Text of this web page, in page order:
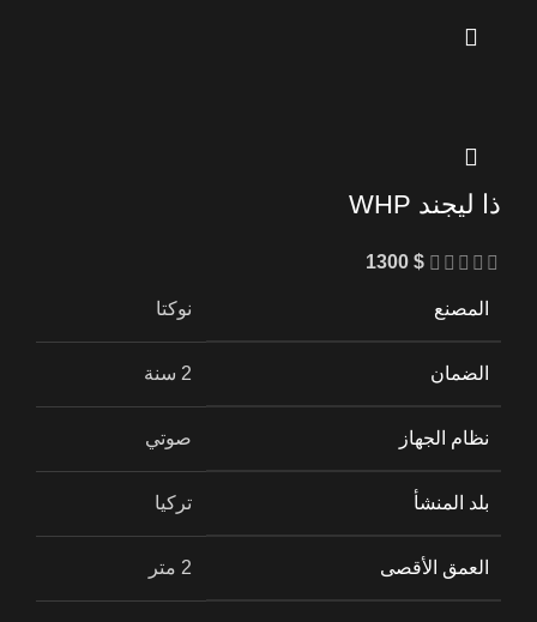
ذا ليجند WHP
1300 $
المصنع نوكتا
الضمان 2 سنة
نظام الجهاز صوتي
بلد المنشأ تركيا
العمق الأقصى 2 متر